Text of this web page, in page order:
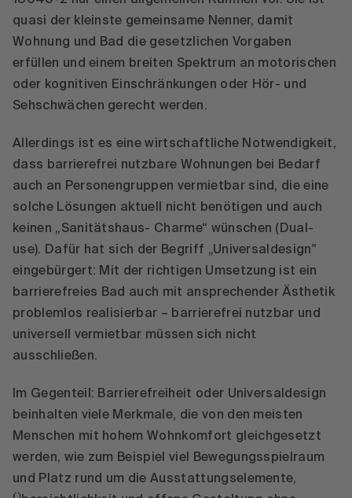
quasi der kleinste gemeinsame Nenner, damit
Wohnung und Bad die gesetzlichen Vorgaben
erfüllen und einem breiten Spektrum an motorischen
oder kognitiven Einschränkungen oder Hör- und
Sehschwächen gerecht werden.
Allerdings ist es eine wirtschaftliche Notwendigkeit,
dass barrierefrei nutzbare Wohnungen bei Bedarf
auch an Personengruppen vermietbar sind, die eine
solche Lösungen aktuell nicht benötigen und auch
keinen „Sanitätshaus- Charme“ wünschen (Dual-
use). Dafür hat sich der Begriff „Universaldesign"
eingebürgert: Mit der richtigen Umsetzung ist ein
barrierefreies Bad auch mit ansprechender Ästhetik
problemlos realisierbar – barrierefrei nutzbar und
universell vermietbar müssen sich nicht
ausschließen.
Im Gegenteil: Barrierefreiheit oder Universaldesign
beinhalten viele Merkmale, die von den meisten
Menschen mit hohem Wohnkomfort gleichgesetzt
werden, wie zum Beispiel viel Bewegungsspielraum
und Platz rund um die Ausstattungselemente,